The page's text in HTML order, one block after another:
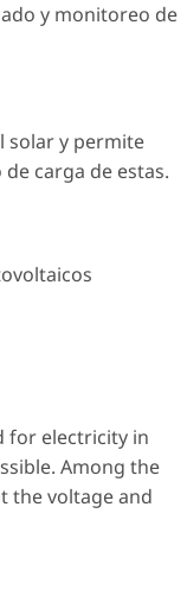
y monitoreo de
solar y permite
carga de estas.
for electricity in
Among the
the voltage and